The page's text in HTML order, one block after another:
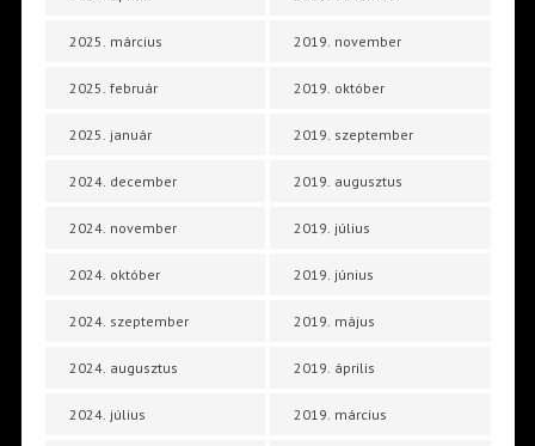
2025. március
2025. február
2025. január
2024. december
2024. november
2024. október
2024. szeptember
2024. augusztus
2024. július
2019. november
2019. október
2019. szeptember
2019. augusztus
2019. július
2019. június
2019. május
2019. április
2019. március